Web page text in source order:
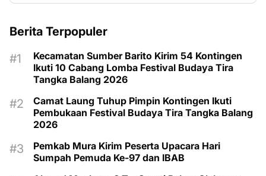
Berita Terpopuler
Kecamatan Sumber Barito Kirim 54 Kontingen
Ikuti 10 Cabang Lomba Festival Budaya Tira
Tangka Balang 2026
Camat Laung Tuhup Pimpin Kontingen Ikuti
Pembukaan Festival Budaya Tira Tangka Balang
2026
Pemkab Mura Kirim Peserta Upacara Hari
Sumpah Pemuda Ke-97 dan IBAB